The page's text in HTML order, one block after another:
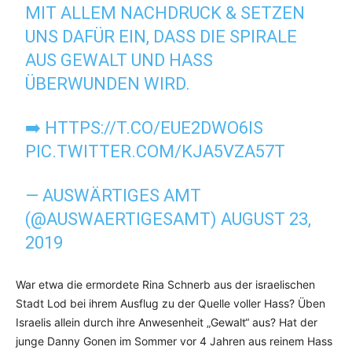
MIT ALLEM NACHDRUCK & SETZEN
UNS DAFÜR EIN, DASS DIE SPIRALE
AUS GEWALT UND HASS
ÜBERWUNDEN WIRD.
➡️ HTTPS://T.CO/EUE2DWO6IS
PIC.TWITTER.COM/KJA5VZA57T
— AUSWÄRTIGES AMT
(@AUSWAERTIGESAMT)AUGUST 23,
2019
War etwa die ermordete Rina Schnerb aus der israelischen
Stadt Lod bei ihrem Ausflug zu der Quelle voller Hass? Üben
Israelis allein durch ihre Anwesenheit „Gewalt“ aus? Hat der
junge Danny Gonen im Sommer vor 4 Jahren aus reinem Hass